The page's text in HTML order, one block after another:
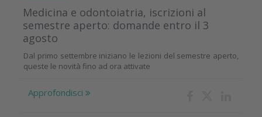
Medicina e odontoiatria, iscrizioni al
semestre aperto: domande entro il 3
agosto
Dal primo settembre iniziano le lezioni del semestre aperto,
queste le novità fino ad ora attivate
Approfondisci